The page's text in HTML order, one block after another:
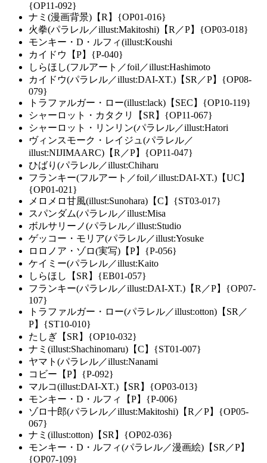
{OP11-092}
ナミ(漫画背景)【R】{OP01-016}
火拳(パラレル／illust:Makitoshi)【R／P】{OP03-018}
モンキー・D・ルフィ(illust:Koushi
カイドウ【P】{P-040}
しらほし(フルアート／foil／illust:Hashimoto
カイドウ(パラレル／illust:DAI-XT.)【SR／P】{OP08-
079}
トラファルガー・ロー(illust:lack)【SEC】{OP10-119}
シャーロット・カタクリ【SR】{OP11-067}
シャーロット・リンリン(パラレル／illust:Hatori
ヴィンスモーク・レイジュ(パラレル／
illust:NIJIMAARC)【R／P】{OP11-047}
ひばり(パラレル／illust:Chiharu
フランキー(フルアート／foil／illust:DAI-XT.)【UC】
{OP01-021}
メロメロ甘風(illust:Sunohara)【C】{ST03-017}
スパンダム(パラレル／illust:Misa
ボルサリーノ(パラレル／illust:Studio
ゲッコー・モリア(パラレル／illust:Yosuke
ロロノア・ゾロ(実写)【P】{P-056}
ケイミー(パラレル／illust:Kaito
しらほし【SR】{EB01-057}
フランキー(パラレル／illust:DAI-XT.)【R／P】{OP07-
107}
トラファルガー・ロー(パラレル／illust:otton)【SR／
P】{ST10-010}
たしぎ【SR】{OP10-032}
ナミ(illust:Shachinomaru)【C】{ST01-007}
ヤマト(パラレル／illust:Nanami
コビー【P】{P-092}
マルコ(illust:DAI-XT.)【SR】{OP03-013}
モンキー・D・ルフィ【P】{P-006}
ゾロ十郎(パラレル／illust:Makitoshi)【R／P】{OP05-
067}
ナミ(illust:otton)【SR】{OP02-036}
モンキー・D・ルフィ(パラレル／漫画絵)【SR／P】
{OP07-109}